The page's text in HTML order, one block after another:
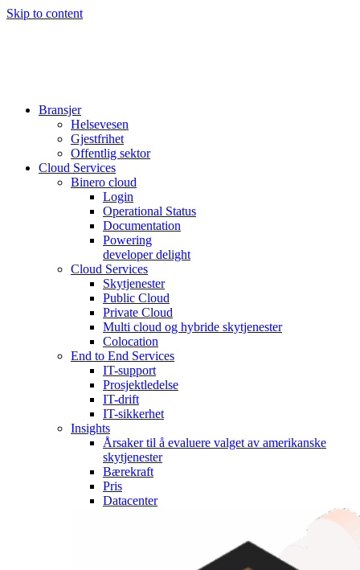
Skip to content
Bransjer
Helsevesen
Gjestfrihet
Offentlig sektor
Cloud Services
Binero cloud
Login
Operational Status
Documentation
Powering
developer delight
Cloud Services
Skytjenester
Public Cloud
Private Cloud
Multi cloud og hybride skytjenester
Colocation
End to End Services
IT-support
Prosjektledelse
IT-drift
IT-sikkerhet
Insights
Årsaker til å evaluere valget av amerikanske
skytjenester
Bærekraft
Pris
Datacenter